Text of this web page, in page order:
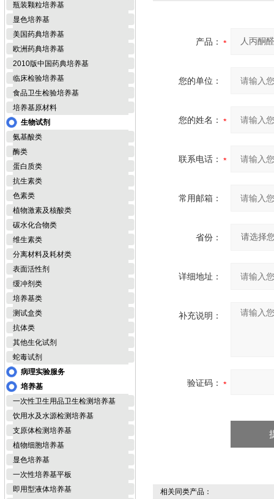
瓶装颗粒培养基
显色培养基
美国药典培养基
欧洲药典培养基
2010版中国药典培养基
临床检验培养基
食品卫生检验培养基
培养基原材料
生物试剂
氨基酸类
酶类
蛋白质类
抗生素类
色素类
植物激素及核酸类
碳水化合物类
维生素类
分离材料及耗材类
表面活性剂
缓冲剂类
培养基类
测试盒类
抗体类
其他生化试剂
蛇毒试剂
病理实验服务
培养基
一次性卫生用品卫生检测培养基
饮用水及水源检测培养基
支原体检测培养基
植物细胞培养基
显色培养基
一次性培养基平板
即用型液体培养基
产品：
您的单位：
您的姓名：
联系电话：
常用邮箱：
省份：
详细地址：
补充说明：
验证码：
相关同类产品：